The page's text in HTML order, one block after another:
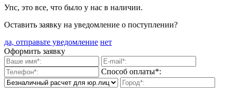
Упс, это все, что было у нас в наличии.
Оставить заявку на уведомление о поступлении?
да, отправьте уведомление нет
Оформить заявку
Способ оплаты*: